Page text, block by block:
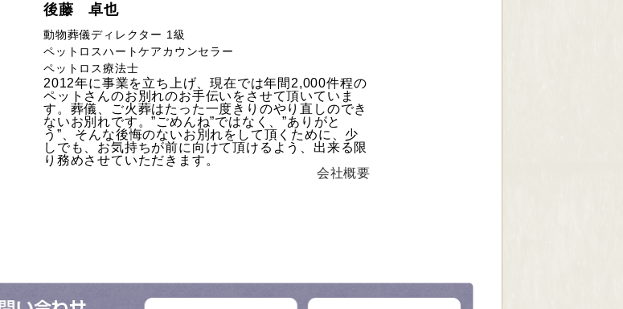
後藤 卓也
動物葬儀ディレクター 1級
ペットロスハートケアカウンセラー
ペットロス療法士
2012年に事業を立ち上げ、現在では年間2,000件程の
ペットさんのお別れのお手伝いをさせて頂いていま
す。葬儀、ご火葬はたった一度きりのやり直しのでき
ないお別れです。”ごめんね”ではなく、”ありがと
う”、そんな後悔のないお別れをして頂くために、少
しでも、お気持ちが前に向けて頂けるよう、出来る限
り務めさせていただきます。
会社概要